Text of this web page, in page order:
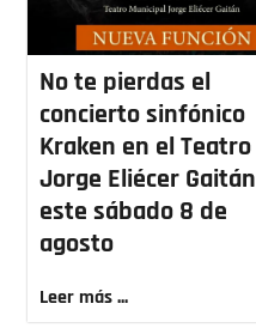
No te pierdas el
concierto sinfónico
Kraken en el Teatro
Jorge Eliécer Gaitán
este sábado 8 de
agosto
Leer más ...